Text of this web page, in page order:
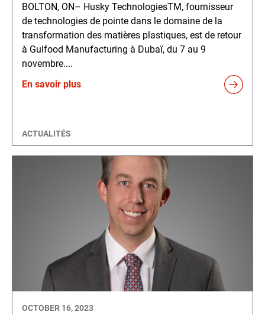
BOLTON, ON– Husky TechnologiesTM, fournisseur
de technologies de pointe dans le domaine de la
transformation des matières plastiques, est de retour
à Gulfood Manufacturing à Dubaï, du 7 au 9
novembre....
En savoir plus
ACTUALITÉS
OCTOBER 16, 2023